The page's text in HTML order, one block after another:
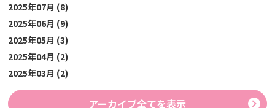
2025年07月 (8)
2025年06月 (9)
2025年05月 (3)
2025年04月 (2)
2025年03月 (2)
アーカイブ全てを表示